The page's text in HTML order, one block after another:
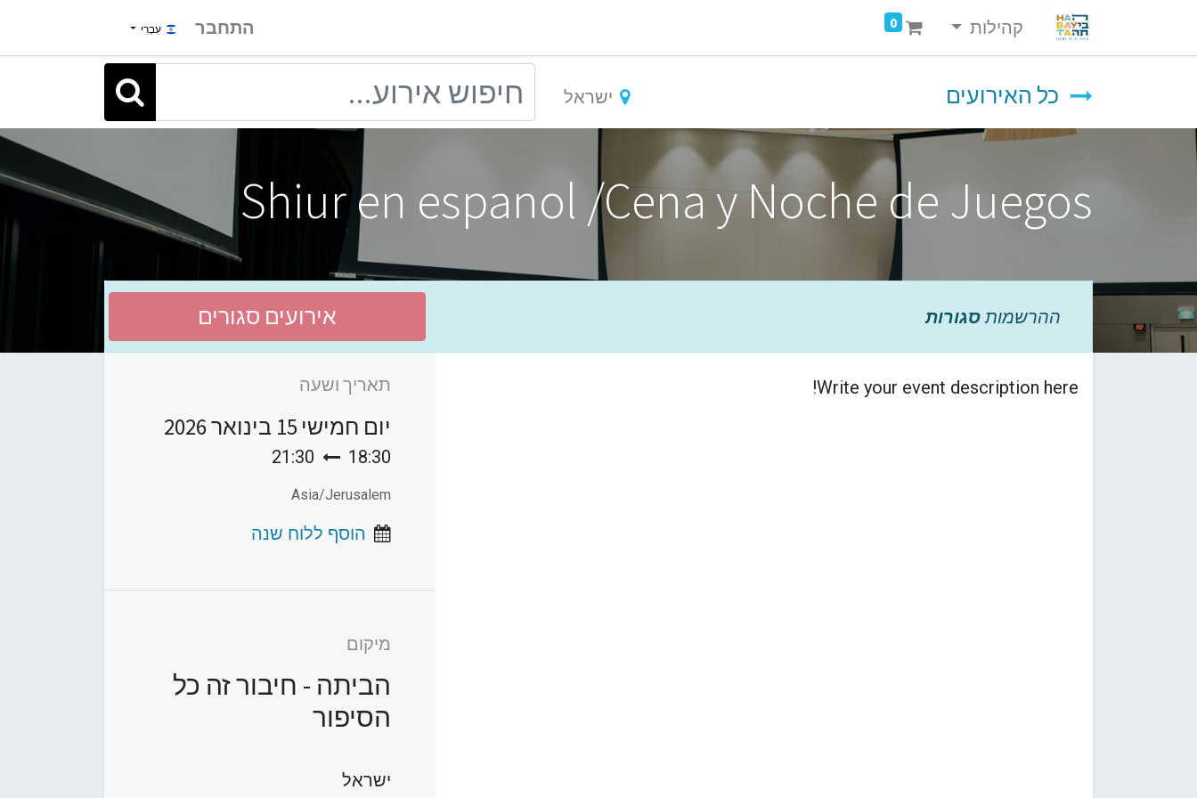
קהילות 0 התחבר עִבְרִי
כל האירועים ישראל
Shiur en espanol /Cena y Noche de Juegos
ההרשמות סגורות אירועים סגורים
Write your event description here! תאריך ושעה
יום חמישי 15 בינואר 2026
18:30
21:30
Asia/Jerusalem
הוסף ללוח שנה
מיקום
הביתה - חיבור זה כל
הסיפור
ישראל